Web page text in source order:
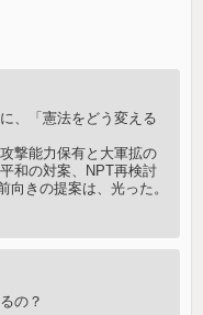
、「憲法をどう変える
撃能力保有と大軍拡の
和の対案、NPT再検討
向きの提案は、光った。
の？